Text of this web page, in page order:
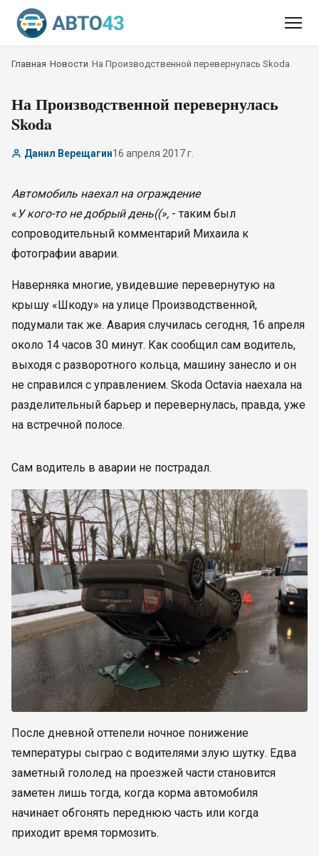
Главная Новости На Производственной перевернулась Skoda
На Производственной перевернулась
Skoda
Данил Верещагин16 апреля 2017 г.
Автомобиль наехал на ограждение
«У кого-то не добрый день((», - таким был
сопроводительный комментарий Михаила к
фотографии аварии.
Наверняка многие, увидевшие перевернутую на
крышу «Шкоду» на улице Производственной,
подумали так же. Авария случилась сегодня, 16 апреля
около 14 часов 30 минут. Как сообщил сам водитель,
выходя с разворотного кольца, машину занесло и он
не справился с управлением. Skoda Octavia наехала на
разделительный барьер и перевернулась, правда, уже
на встречной полосе.
Сам водитель в аварии не пострадал.
После дневной оттепели ночное понижение
температуры сыграо с водителями злую шутку. Едва
заметный гололед на проезжей части становится
заметен лишь тогда, когда корма автомобиля
начинает обгонять переднюю часть или когда
приходит время тормозить.